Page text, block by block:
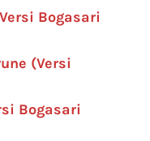
Bogasari
(Versi
Bogasari